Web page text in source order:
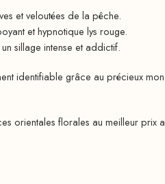
et veloutées de la pêche.
et hypnotique lys rouge.
sillage intense et addictif.
identifiable grâce au précieux
orientales florales au meilleur prix